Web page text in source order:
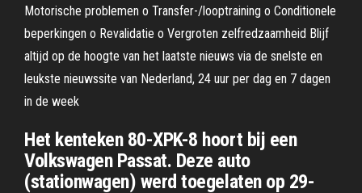
Motorische problemen o Transfer-/looptraining o Conditionele
beperkingen o Revalidatie o Vergroten zelfredzaamheid Blijf
altijd op de hoogte van het laatste nieuws via de snelste en
leukste nieuwssite van Nederland, 24 uur per dag en 7 dagen
in de week
Het kenteken 80-XPK-8 hoort bij een
Volkswagen Passat. Deze auto
(stationwagen) werd toegelaten op 29-